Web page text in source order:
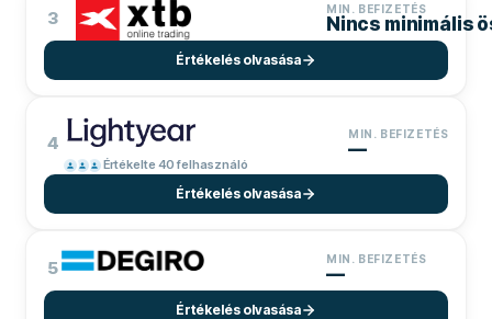
3 MIN. BEFIZETÉS
Nincs minimális
Értékelés olvasása
4
Értékelte 40 felhasználó
MIN. BEFIZETÉS
—
Értékelés olvasása
5 MIN. BEFIZETÉS
—
Értékelés olvasása